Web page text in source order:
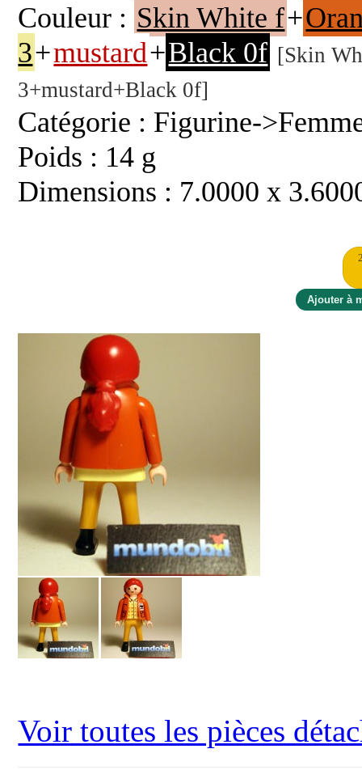
Couleur : Skin White f+
3+mustard+Black 0f [Skin
3+mustard+Black 0f]
Catégorie : Figurine-
Poids : 14 g
Dimensions : 7.0000 x
Voir toutes les pièces